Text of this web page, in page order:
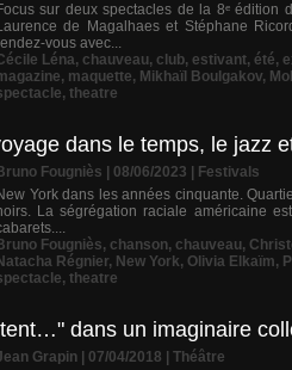
sur deux spectacles de la 8ᵉ
de Magalhaes et Stéphane
vous avec...
Léna, chauveau, club, estivant, été,
, maquette, Mikhaïl Boulgakov,
, theatre
dans le temps, le jazz
Bruno Fougniès | 08/06/2023
Festivals
York dans les années cinquante.
La ségrégation raciale américaine
Bruno Fougniès, chanson, chauveau,
Régnier, New York, Olivia Elkaïm,
, theatre
dans un imaginaire
Grapin | 07/04/2018
Théâtre